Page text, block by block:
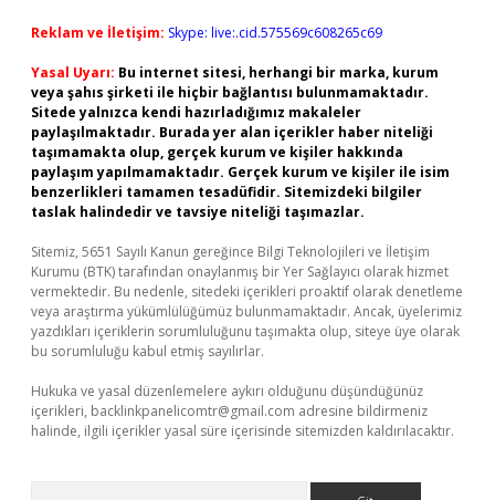
Reklam ve İletişim: Skype: live:.cid.575569c608265c69
Yasal Uyarı: Bu internet sitesi, herhangi bir marka, kurum
veya şahıs şirketi ile hiçbir bağlantısı bulunmamaktadır.
Sitede yalnızca kendi hazırladığımız makaleler
paylaşılmaktadır. Burada yer alan içerikler haber niteliği
taşımamakta olup, gerçek kurum ve kişiler hakkında
paylaşım yapılmamaktadır. Gerçek kurum ve kişiler ile isim
benzerlikleri tamamen tesadüfidir. Sitemizdeki bilgiler
taslak halindedir ve tavsiye niteliği taşımazlar.
Sitemiz, 5651 Sayılı Kanun gereğince Bilgi Teknolojileri ve İletişim
Kurumu (BTK) tarafından onaylanmış bir Yer Sağlayıcı olarak hizmet
vermektedir. Bu nedenle, sitedeki içerikleri proaktif olarak denetleme
veya araştırma yükümlülüğümüz bulunmamaktadır. Ancak, üyelerimiz
yazdıkları içeriklerin sorumluluğunu taşımakta olup, siteye üye olarak
bu sorumluluğu kabul etmiş sayılırlar.
Hukuka ve yasal düzenlemelere aykırı olduğunu düşündüğünüz
içerikleri, backlinkpanelicomtr@gmail.com adresine bildirmeniz
halinde, ilgili içerikler yasal süre içerisinde sitemizden kaldırılacaktır.